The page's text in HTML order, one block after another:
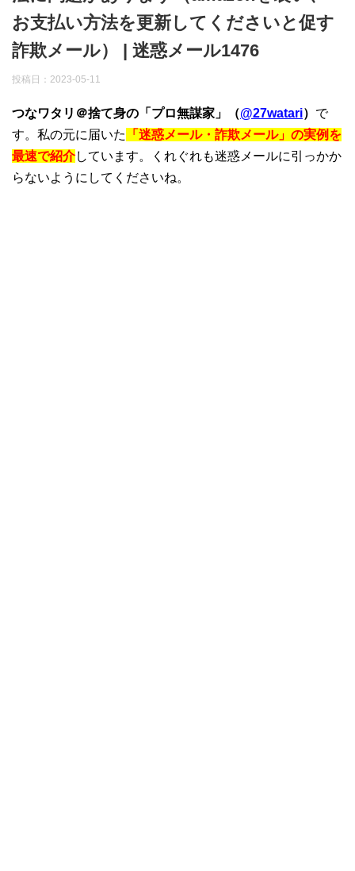
お支払い方法を更新してくださいと促す
詐欺メール） | 迷惑メール1476
投稿日： 2023-05-11
つなワタリ＠捨て身の「プロ無謀家」（@27watari） で
す。私の元に届いた
「迷惑メール・詐欺メール」の実例を
最速で紹介しています。くれぐれも迷惑メールに引っかか
らないようにしてくださいね。